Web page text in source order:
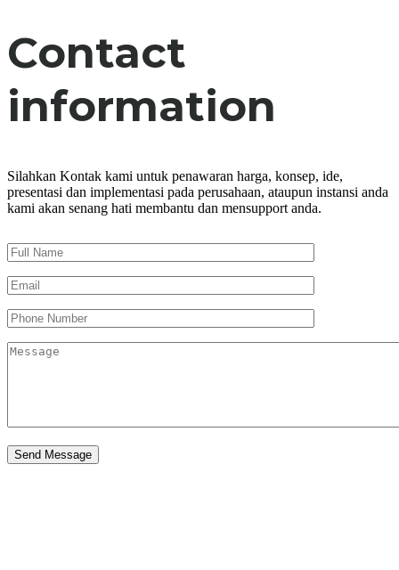
Contact
information
Silahkan Kontak kami untuk penawaran harga, konsep, ide,
presentasi dan implementasi pada perusahaan, ataupun instansi anda
kami akan senang hati membantu dan mensupport anda.